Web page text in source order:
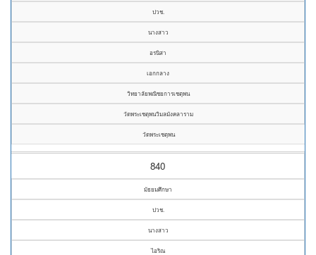
ปวช.
นางสาว
อรนิสา
เอกกลาง
วิทยาลัยพณิชยการเชตุพน
วัดพระเชตุพนวิมลมังคลาราม
วัดพระเชตุพน
840
มัธยมศึกษา
ปวช.
นางสาว
ไอริณ